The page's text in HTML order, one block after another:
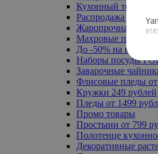
Кухонный текстиль
Распродажа до -50%
Жаропрочная
Махровые
До -50% на ковры
Наборы посуды
Заварочные
Флисовые пледы от
Кружки 249 рублей
Пледы от 1499
Промо товары
Простыни от 799
Полотенце
Декоративные